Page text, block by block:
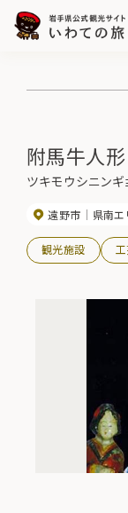
附馬牛人形
ツキモウシニンギ
遠野市 県南エ
観光施設